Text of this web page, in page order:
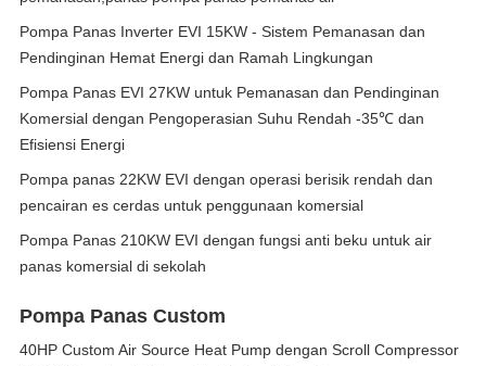
Pompa Panas Inverter EVI 15KW - Sistem Pemanasan dan
Pendinginan Hemat Energi dan Ramah Lingkungan
Pompa Panas EVI 27KW untuk Pemanasan dan Pendinginan
Komersial dengan Pengoperasian Suhu Rendah -35℃ dan
Efisiensi Energi
Pompa panas 22KW EVI dengan operasi berisik rendah dan
pencairan es cerdas untuk penggunaan komersial
Pompa Panas 210KW EVI dengan fungsi anti beku untuk air
panas komersial di sekolah
Pompa Panas Custom
40HP Custom Air Source Heat Pump dengan Scroll Compressor